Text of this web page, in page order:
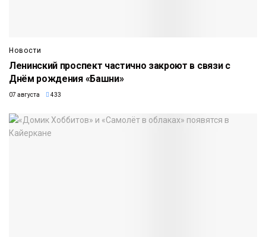
Новости
Ленинский проспект частично закроют в связи с
Днём рождения «Башни»
07 августа 433